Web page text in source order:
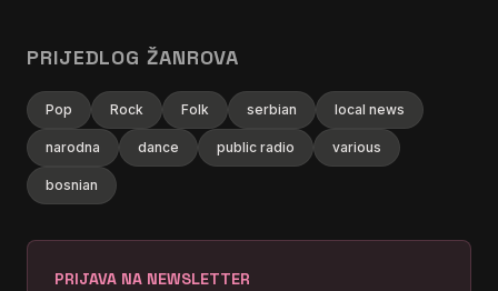
PRIJEDLOG ŽANROVA
Pop Rock Folk serbian local news
narodna dance public radio various
bosnian
PRIJAVA NA NEWSLETTER